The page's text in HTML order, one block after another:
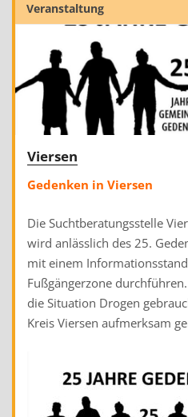
Veranstaltung
Viersen
Gedenken in Viersen
Die Suchtberatungsstelle
wird anlässlich des 25.
mit einem
Fußgängerzone
die Situation Drogen
Kreis Viersen aufmerksam